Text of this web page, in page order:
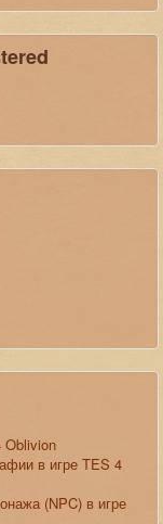
Oblivion
в игре TES 4
(NPC) в игре